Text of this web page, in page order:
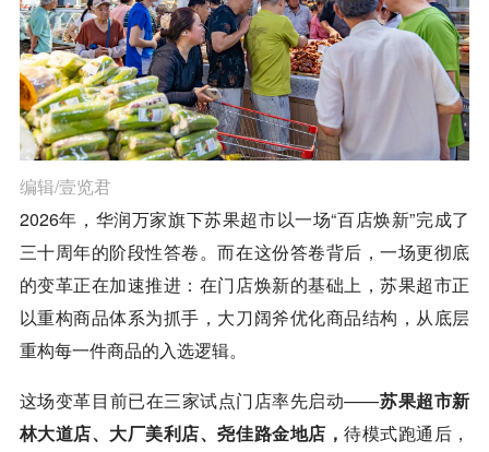
编辑/壹览君
2026年，华润万家旗下苏果超市以一场“百店焕新”完成了
三十周年的阶段性答卷。而在这份答卷背后，一场更彻底
的变革正在加速推进：在门店焕新的基础上，苏果超市正
以重构商品体系为抓手，大刀阔斧优化商品结构，从底层
重构每一件商品的入选逻辑。
这场变革目前已在三家试点门店率先启动——苏果超市新
林大道店、大厂美利店、尧佳路金地店，待模式跑通后，